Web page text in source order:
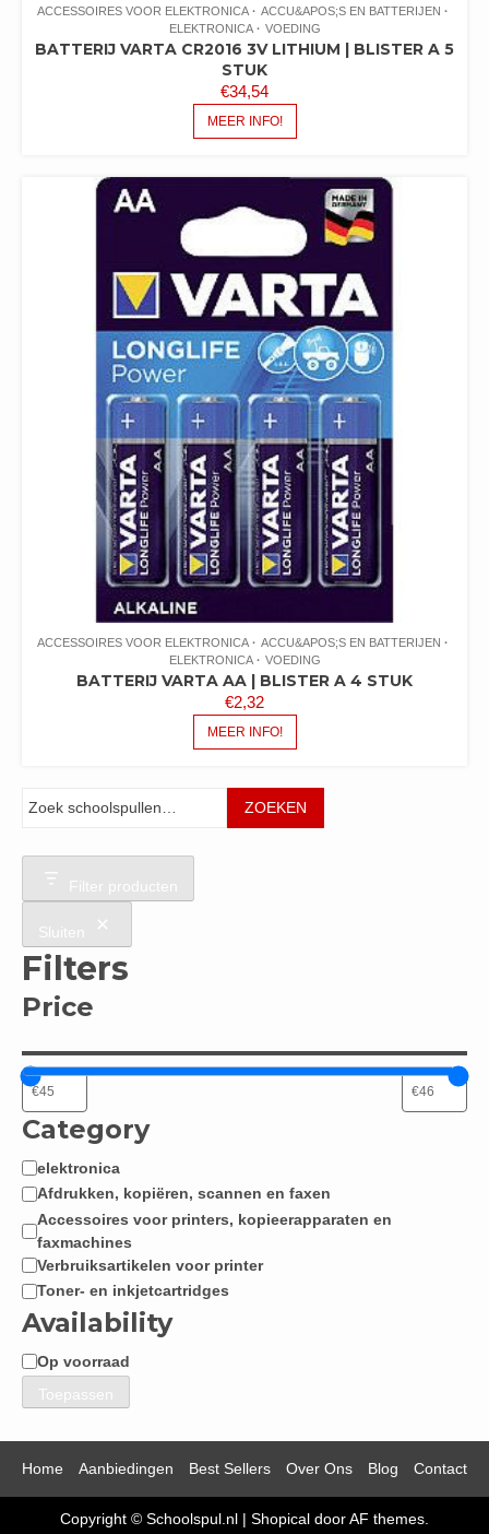
ACCESSOIRES VOOR ELEKTRONICA
ACCU&APOS;S EN BATTERIJEN
ELEKTRONICA
VOEDING
BATTERIJ VARTA CR2016 3V LITHIUM | BLISTER A 5
STUK
€34,54
MEER INFO!
ACCESSOIRES VOOR ELEKTRONICA
ACCU&APOS;S EN BATTERIJEN
ELEKTRONICA
VOEDING
BATTERIJ VARTA AA | BLISTER A 4 STUK
€2,32
MEER INFO!
ZOEKEN
Filter producten
Sluiten
Filters
Price
Category
Categorie
elektronica
Afdrukken, kopiëren, scannen en faxen
Accessoires voor printers, kopieerapparaten en
faxmachines
Verbruiksartikelen voor printer
Toner- en inkjetcartridges
Availability
Beschikbaarheid
Op voorraad
Toepassen
Home Aanbiedingen Best Sellers Over Ons Blog Contact
Copyright © Schoolspul.nl | Shopical door AF themes.